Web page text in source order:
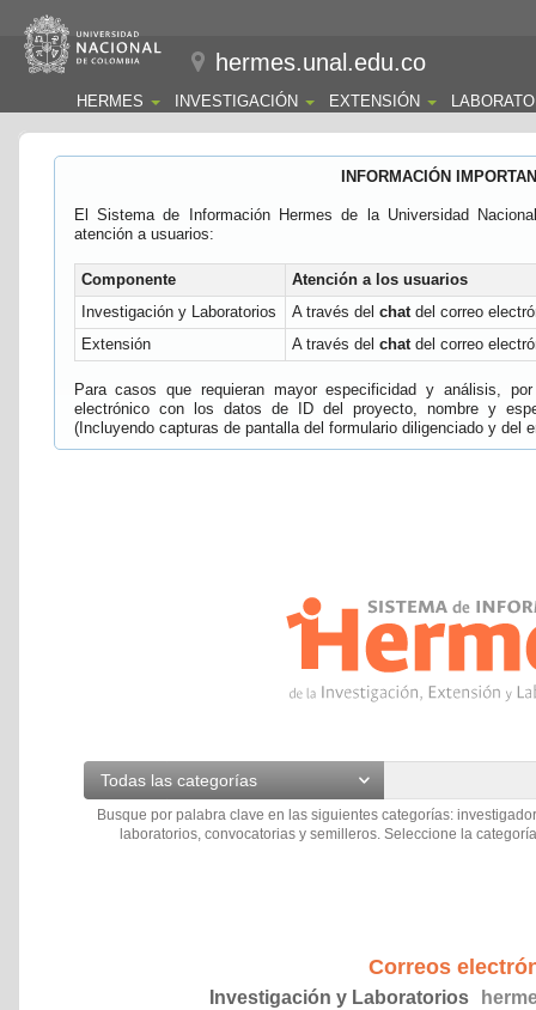
hermes.unal.edu.co
HERMES INVESTIGACIÓN EXTENSIÓN
INFORMACIÓN
El Sistema de Información Hermes de la Universidad
atención a usuarios:
Componente
Atención a los usuarios
Investigación y Laboratorios
A través del chatdel correo
Extensión
A través del chatdel correo
Para casos que requieran mayor especificidad y análisis,
electrónico con los datos de ID del proyecto, nombre y
(Incluyendo capturas de pantalla del formulario diligenciado y del
Todas las categorías
Busque por palabra clave en las siguientes categorías:
laboratorios, convocatorias y semilleros. Seleccione la
Correos
Investigación y Laboratorios